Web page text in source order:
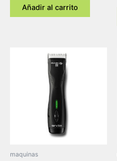
Añadir al carrito
maquinas